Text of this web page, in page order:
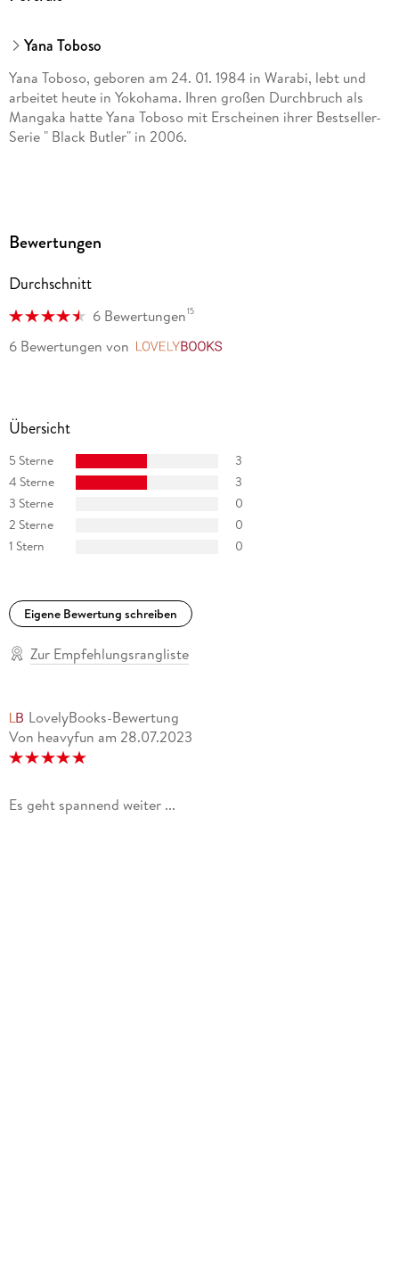
Yana Toboso
Yana Toboso, geboren am 24. 01. 1984 in Warabi, lebt und
arbeitet heute in Yokohama. Ihren großen Durchbruch als
Mangaka hatte Yana Toboso mit Erscheinen ihrer Bestseller-
Serie " Black Butler" in 2006.
Bewertungen
Durchschnitt
6 Bewertungen15
6 Bewertungen von
Übersicht
5 Sterne
3
4 Sterne
3
3 Sterne
0
2 Sterne
0
1 Stern
0
Eigene Bewertung schreiben
Zur Empfehlungsrangliste
LovelyBooks-Bewertung
Von heavyfun am 28.07.2023
Es geht spannend weiter ...